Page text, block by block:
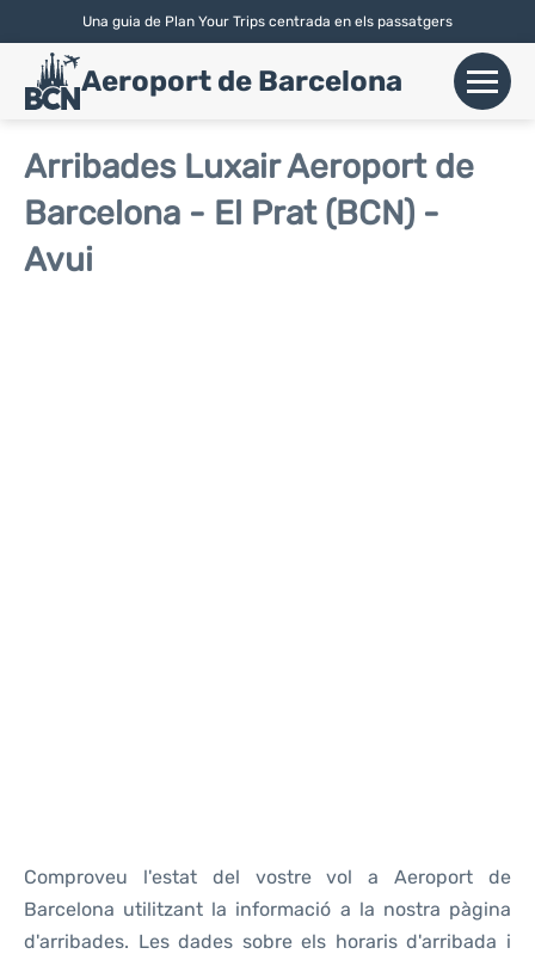
Una guia de Plan Your Trips centrada en els passatgers
English|Español| Català
Aeroport de Barcelona
Vols
Aerolínies
Terminals
Arribades Luxair Aeroport de
Barcelona - El Prat (BCN) -
Avui
Comproveu l'estat del vostre vol a Aeroport de
Barcelona utilitzant la informació a la nostra pàgina
d'arribades. Les dades sobre els horaris d'arribada i